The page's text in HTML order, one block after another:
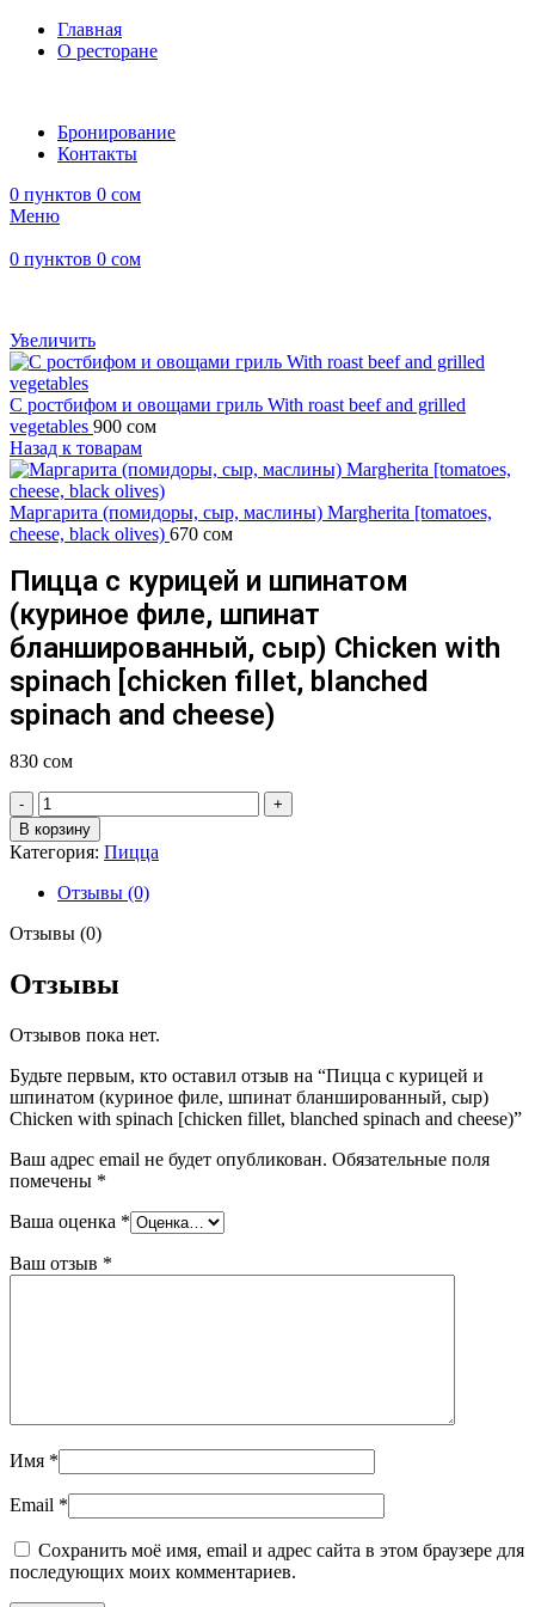
Главная
О ресторане
Бронирование
Контакты
0 пунктов 0 сом
Меню
0 пунктов 0 сом
Увеличить
С ростбифом и овощами гриль With roast beef and grilled
vegetables 900 сом
Назад к товарам
Маргарита (помидоры, сыр, маслины) Margherita [tomatoes,
cheese, black olives) 670 сом
Пицца с курицей и шпинатом
(куриное филе, шпинат
бланшированный, сыр) Chicken with
spinach [chicken fillet, blanched
spinach and cheese)
830 сом
Количество
товара
Пицца
с
курицей
шпинатом
шпинат
сыр)
with
spinach
[chicken
blanched
spinach
cheese)
В корзину
Категория: Пицца
Отзывы (0)
Отзывы (0)
Отзывы
Отзывов пока нет.
Будьте первым, кто оставил отзыв на “Пицца с курицей и
шпинатом (куриное филе, шпинат бланшированный, сыр)
Chicken with spinach [chicken fillet, blanched spinach and cheese)”
Ваш адрес email не будет опубликован. Обязательные поля
помечены *
Ваша оценка *
Ваш отзыв *
Имя *
Email *
Сохранить моё имя, email и адрес сайта в этом браузере для
последующих моих комментариев.